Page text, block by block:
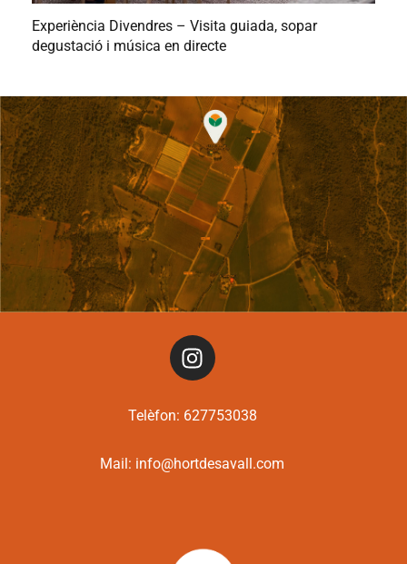
Experiència Divendres – Visita guiada, sopar
degustació i música en directe
Telèfon: 627753038
Mail: info@hortdesavall.com